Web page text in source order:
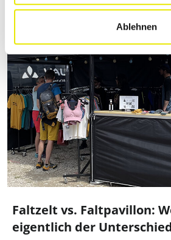
Ablehnen
Faltzelt vs. Faltpavillon:
eigentlich der